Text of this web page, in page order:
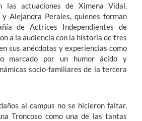
actuaciones de Ximena Vidal,
Alejandra Perales, quienes forman
de Actrices Independientes de
a la audiencia con la historia de tres
sus anécdotas y experiencias como
marcado por un humor ácido y
socio-familiares de la tercera
al campus no se hicieron faltar,
Troncoso como una de las tantas